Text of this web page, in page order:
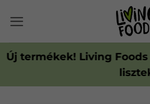
Új termékek! Living